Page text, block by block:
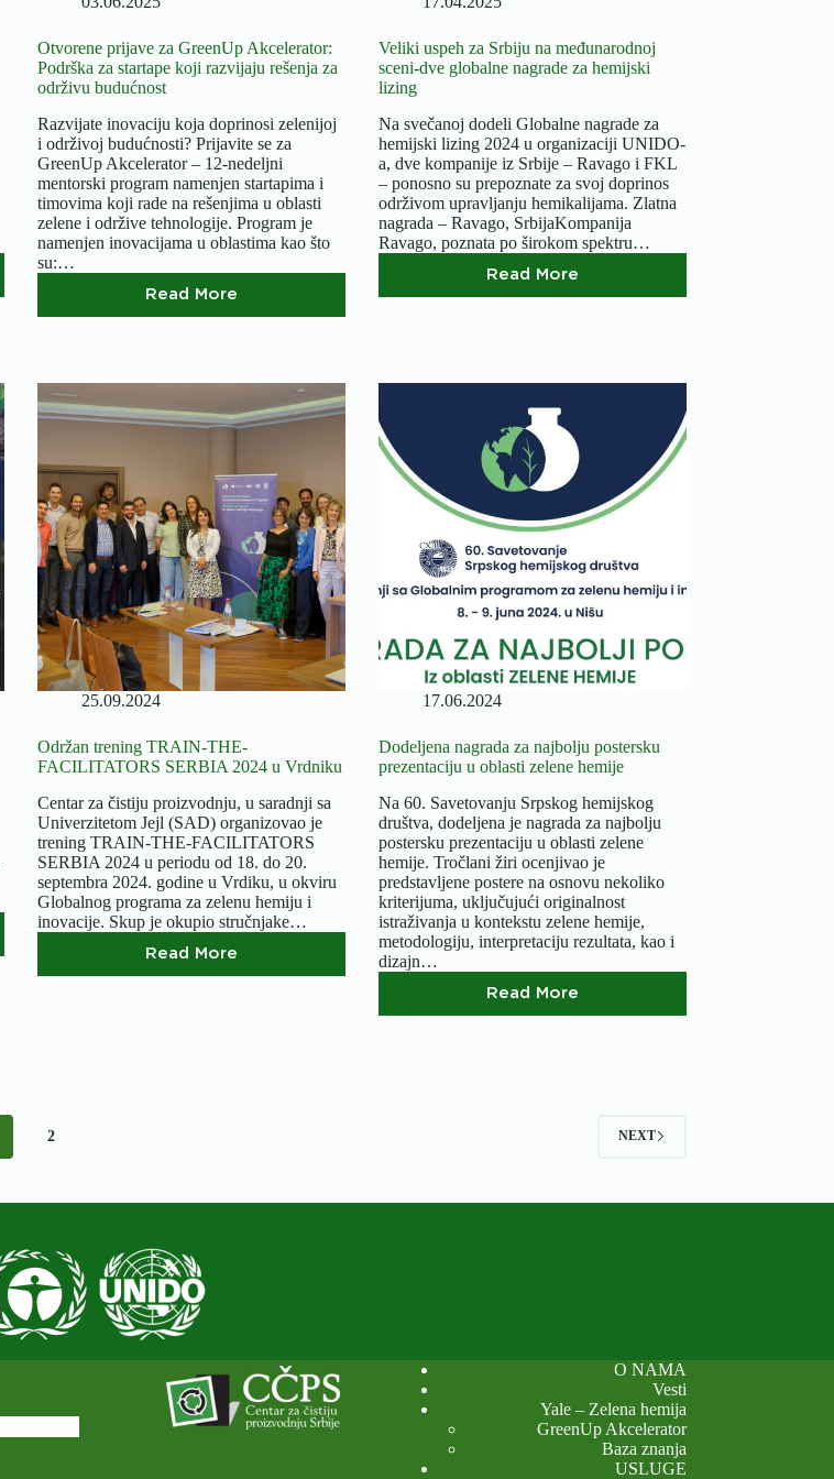
Otvorene prijave za GreenUp Akcelerator:
Podrška za startape koji razvijaju rešenja za
održivu budućnost
Razvijate inovaciju koja doprinosi zelenijoj
i održivoj budućnosti? Prijavite se za
GreenUp Akcelerator – 12-nedeljni
mentorski program namenjen startapima i
timovima koji rade na rešenjima u oblasti
zelene i održive tehnologije. Program je
namenjen inovacijama u oblastima kao što
su:…
Read More
Otvorene
prijave
Akcelerator:
za
razvijaju
rešenja
za
održivu
budućnost
Veliki uspeh za Srbiju na međunarodnoj
sceni-dve globalne nagrade za hemijski
lizing
Na svečanoj dodeli Globalne nagrade za
hemijski lizing 2024 u organizaciji UNIDO-
a, dve kompanije iz Srbije – Ravago i FKL
– ponosno su prepoznate za svoj doprinos
održivom upravljanju hemikalijama. Zlatna
nagrada – Ravago, SrbijaKompanija
Ravago, poznata po širokom spektru…
Read More
Veliki
uspeh
međunarodnoj
dve
globalne
nagrade
za
lizing
25.09.2024
Održan trening TRAIN-THE-
FACILITATORS SERBIA 2024 u Vrdniku
Centar za čistiju proizvodnju, u saradnji sa
Univerzitetom Jejl (SAD) organizovao je
trening TRAIN-THE-FACILITATORS
SERBIA 2024 u periodu od 18. do 20.
septembra 2024. godine u Vrdiku, u okviru
Globalnog programa za zelenu hemiju i
inovacije. Skup je okupio stručnjake…
Read More
Održan
trening
17.06.2024
Dodeljena nagrada za najbolju postersku
prezentaciju u oblasti zelene hemije
Na 60. Savetovanju Srpskog hemijskog
društva, dodeljena je nagrada za najbolju
postersku prezentaciju u oblasti zelene
hemije. Tročlani žiri ocenjivao je
predstavljene postere na osnovu nekoliko
kriterijuma, uključujući originalnost
istraživanja u kontekstu zelene hemije,
metodologiju, interpretaciju rezultata, kao i
dizajn…
Read More
Dodeljena
nagrada
2 NEXT
O NAMA
Vesti
Yale – Zelena hemija
GreenUp Akcelerator
Baza znanja
USLUGE